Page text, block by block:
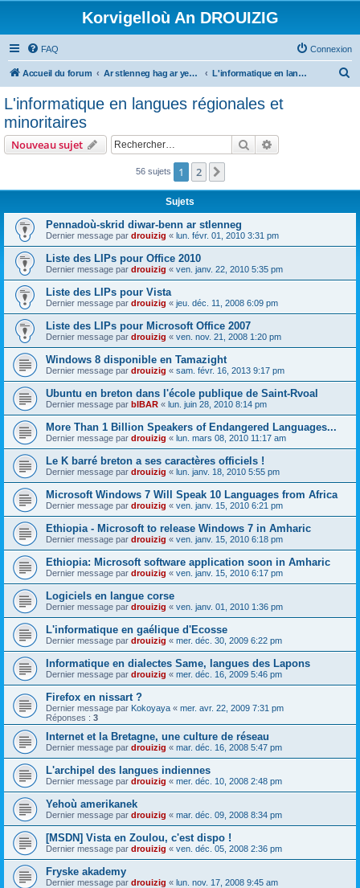
Korvigelloù An DROUIZIG
FAQ Connexion
Accueil du forum Ar stlenneg hag ar yezhoù bihan er bed a-bezh L'informatique en langues régionales et minoritaires
c
r
L'informatique en langues régionales et
minoritaires
Nouveau sujet Rechercher
56 sujets 1 2
Sujets
Pennadoù-skrid diwar-benn ar stlenneg
Dernier message par drouizig « lun. févr. 01, 2010 3:31 pm
Liste des LIPs pour Office 2010
Dernier message par drouizig « ven. janv. 22, 2010 5:35 pm
Liste des LIPs pour Vista
Dernier message par drouizig « jeu. déc. 11, 2008 6:09 pm
Liste des LIPs pour Microsoft Office 2007
Dernier message par drouizig « ven. nov. 21, 2008 1:20 pm
Windows 8 disponible en Tamazight
Dernier message par drouizig « sam. févr. 16, 2013 9:17 pm
Ubuntu en breton dans l'école publique de Saint-Rvoal
Dernier message par bIBAR « lun. juin 28, 2010 8:14 pm
More Than 1 Billion Speakers of Endangered Languages...
Dernier message par drouizig « lun. mars 08, 2010 11:17 am
Le K barré breton a ses caractères officiels !
Dernier message par drouizig « lun. janv. 18, 2010 5:55 pm
Microsoft Windows 7 Will Speak 10 Languages from Africa
Dernier message par drouizig « ven. janv. 15, 2010 6:21 pm
Ethiopia - Microsoft to release Windows 7 in Amharic
Dernier message par drouizig « ven. janv. 15, 2010 6:18 pm
Ethiopia: Microsoft software application soon in Amharic
Dernier message par drouizig « ven. janv. 15, 2010 6:17 pm
Logiciels en langue corse
Dernier message par drouizig « ven. janv. 01, 2010 1:36 pm
L'informatique en gaélique d'Ecosse
Dernier message par drouizig « mer. déc. 30, 2009 6:22 pm
Informatique en dialectes Same, langues des Lapons
Dernier message par drouizig « mer. déc. 16, 2009 5:46 pm
Firefox en nissart ?
Dernier message par Kokoyaya « mer. avr. 22, 2009 7:31 pm
Réponses : 3
Internet et la Bretagne, une culture de réseau
Dernier message par drouizig « mar. déc. 16, 2008 5:47 pm
L'archipel des langues indiennes
Dernier message par drouizig « mer. déc. 10, 2008 2:48 pm
Yehoù amerikanek
Dernier message par drouizig « mar. déc. 09, 2008 8:34 pm
[MSDN] Vista en Zoulou, c'est dispo !
Dernier message par drouizig « ven. déc. 05, 2008 2:36 pm
Fryske akademy
Dernier message par drouizig « lun. nov. 17, 2008 9:45 am